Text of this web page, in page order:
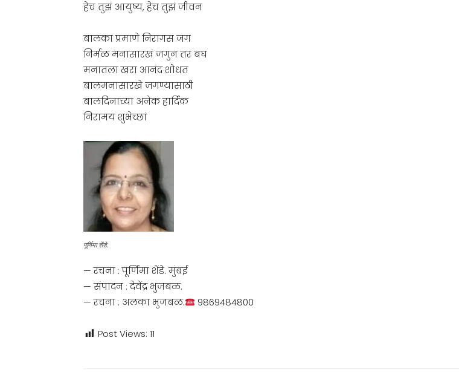
हेच तुझं आयुष्य, हेच तुझं जीवन
बालका प्रमाणे निरागस जग
निर्मळ मनासारखं जगुन तर बघ
मनातला खरा आनंद शोधत
बालमनासारखे जगण्यासाठी
बालदिनाच्या अनेक हार्दिक
निरामय शुभेच्छां
पूर्णिमा शेंडे.
— रचना : पूर्णिमा शेंडे. मुंबई
— संपादन : देवेंद्र भुजबळ.
— रचना : अलका भुजबळ.
9869484800
Post Views: 11